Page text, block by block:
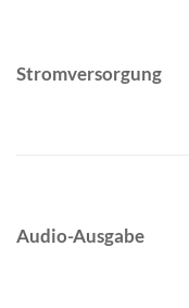
Stromversorgung
Audio-Ausgabe